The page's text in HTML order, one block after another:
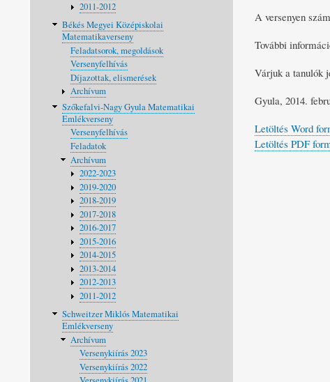
A versenyen
További
Várjuk a tanulók
Gyula, 2014.
Letöltés Word
Letöltés PDF
2011-2012
Békés Megyei Középiskolai
Matematikaverseny
Feladatsorok, megoldások
Versenyfelhívás
Díjazottak, elismerések
Archívum
Szőkefalvi-Nagy Gyula Matematikai
Emlékverseny
Versenyfelhívás
Feladatok
Archívum
2022-2023
2019-2020
2018-2019
2017-2018
2016-2017
2015-2016
2014-2015
2013-2014
2012-2013
2011-2012
Schweitzer Miklós Matematikai
Emlékverseny
Archívum
Versenykiírás 2023
Versenykiírás 2022